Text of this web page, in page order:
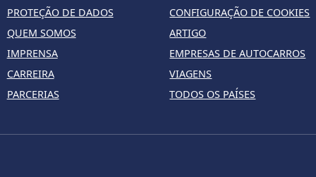
PROTEÇÃO DE DADOS
QUEM SOMOS
IMPRENSA
CARREIRA
PARCERIAS
CONFIGURAÇÃO DE COOKIES
ARTIGO
EMPRESAS DE AUTOCARROS
VIAGENS
TODOS OS PAÍSES